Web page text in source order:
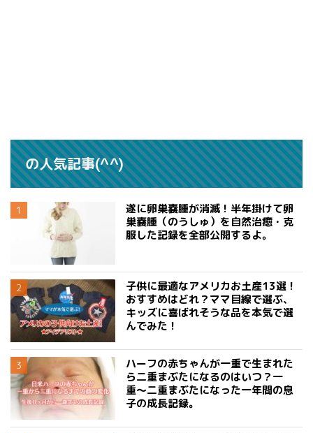
の人気記事(^^)
遂に卵巣嚢腫が消滅！半年掛けて卵
巣嚢腫（のうしゅ）を自然治癒・克
服した記録を全部公開するよ。
子供に最適なアメリカお土産13選！
おすすめはどれ？ママ目線で選ぶ、
キッズに喜ばれそうな品を本気で選
んでみた！
ハーフの赤ちゃんが一重で生まれた
ら二重まぶたになるのはいつ？一
重〜二重まぶたになった一年間の息
子の成長記録。